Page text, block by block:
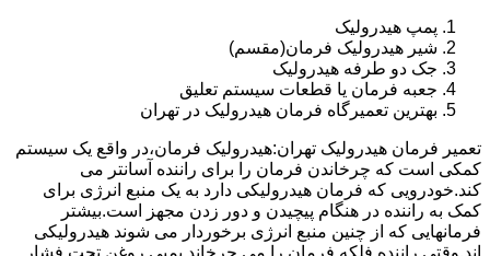
پمپ هیدرولیک
شیر هیدرولیک فرمان(مقسم)
جک دو طرفه هیدرولیک
جعبه فرمان یا قطعات سیستم تعلیق
بهترین تعمیرگاه فرمان هیدرولیک در تهران
تعمیر فرمان هیدرولیک تهران:هیدرولیک فرمان،در واقع یک سیستم
کمکی است که چرخاندن فرمان را برای راننده آسانتر می
کند.خودرویی که فرمان هیدرولیکی دارد به یک منبع انرژی برای
کمک به راننده در هنگام پیچیدن و دور زدن مجهز است.بیشتر
فرمانهایی که از چنین منبع انرژی برخوردار می شوند هیدرولیکی